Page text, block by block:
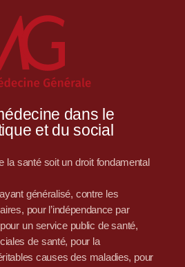
dans le
et du social
la santé soit un droit fondamental
généralisé, contre les
pour l’indépendance par
un service public de santé,
de santé, pour la
causes des maladies, pour